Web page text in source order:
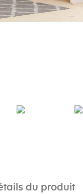
du produit